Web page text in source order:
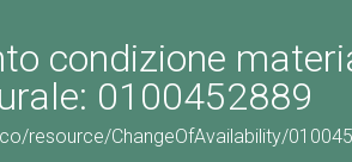
condizione
0100452889
resource/ChangeOfAvailability/